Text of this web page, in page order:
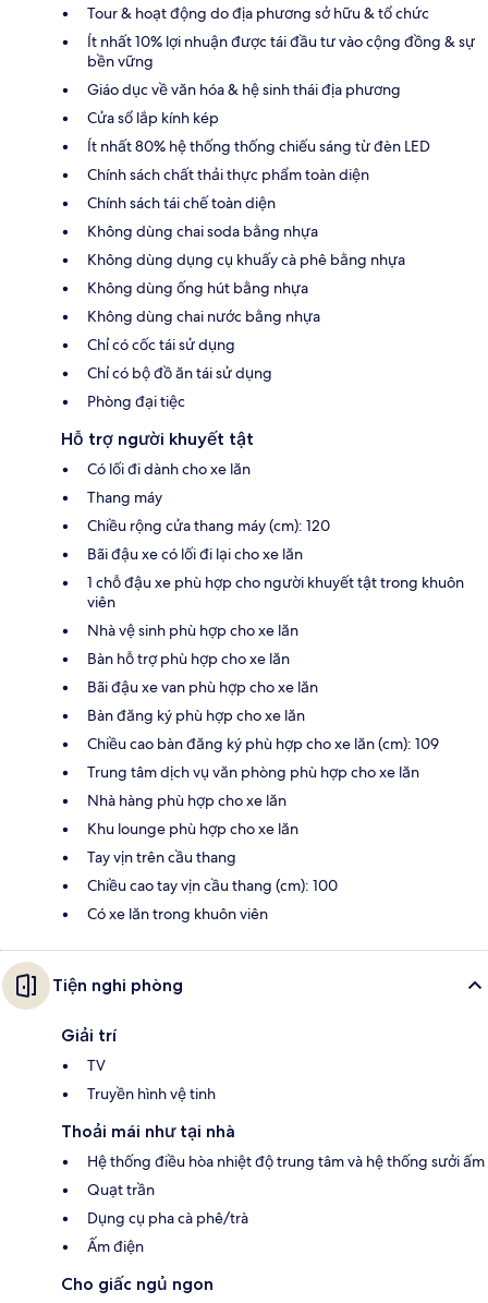
Tour & hoạt động do địa phương sở hữu & tổ chức
Ít nhất 10% lợi nhuận được tái đầu tư vào cộng đồng & sự
bền vững
Giáo dục về văn hóa & hệ sinh thái địa phương
Cửa sổ lắp kính kép
Ít nhất 80% hệ thống thống chiếu sáng từ đèn LED
Chính sách chất thải thực phẩm toàn diện
Chính sách tái chế toàn diện
Không dùng chai soda bằng nhựa
Không dùng dụng cụ khuấy cà phê bằng nhựa
Không dùng ống hút bằng nhựa
Không dùng chai nước bằng nhựa
Chỉ có cốc tái sử dụng
Chỉ có bộ đồ ăn tái sử dụng
Phòng đại tiệc
Hỗ trợ người khuyết tật
Có lối đi dành cho xe lăn
Thang máy
Chiều rộng cửa thang máy (cm): 120
Bãi đậu xe có lối đi lại cho xe lăn
1 chỗ đậu xe phù hợp cho người khuyết tật trong khuôn
viên
Nhà vệ sinh phù hợp cho xe lăn
Bàn hỗ trợ phù hợp cho xe lăn
Bãi đậu xe van phù hợp cho xe lăn
Bàn đăng ký phù hợp cho xe lăn
Chiều cao bàn đăng ký phù hợp cho xe lăn (cm): 109
Trung tâm dịch vụ văn phòng phù hợp cho xe lăn
Nhà hàng phù hợp cho xe lăn
Khu lounge phù hợp cho xe lăn
Tay vịn trên cầu thang
Chiều cao tay vịn cầu thang (cm): 100
Có xe lăn trong khuôn viên
Tiện nghi phòng
Giải trí
TV
Truyền hình vệ tinh
Thoải mái như tại nhà
Hệ thống điều hòa nhiệt độ trung tâm và hệ thống sưởi ấm
Quạt trần
Dụng cụ pha cà phê/trà
Ấm điện
Cho giấc ngủ ngon